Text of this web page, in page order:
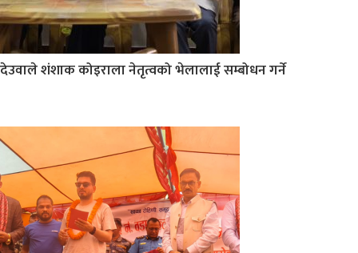
देउवाले शंशाक कोइराला नेतृत्वको भेलालाई सम्बोधन गर्ने